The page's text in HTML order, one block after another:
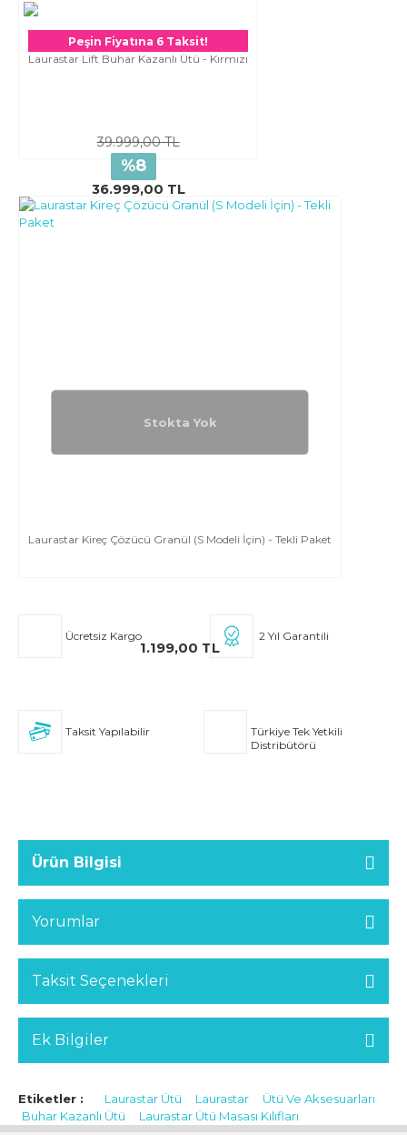
Peşin Fiyatına 6 Taksit!
Laurastar Lift Buhar Kazanlı Ütü - Kırmızı
39.999,00 TL
%8
36.999,00 TL
Stokta Yok
Laurastar Kireç Çözücü Granül (S Modeli İçin) - Tekli Paket
1.199,00 TL
Ücretsiz Kargo 2 Yıl Garantili
Taksit Yapılabilir
Türkiye Tek Yetkili
Distribütörü
Ürün Bilgisi
Yorumlar
Taksit Seçenekleri
Ek Bilgiler
Etiketler : Laurastar Ütü Laurastar
Ütü Ve Aksesuarları
Buhar Kazanlı Ütü
Laurastar Ütü Masası Kılıfları